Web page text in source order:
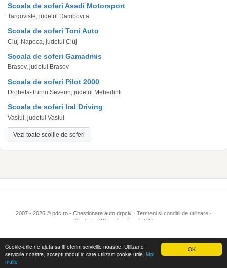
OK
Cookie-urile ne ajuta sa iti oferim serviciile noastre. Utilizand
serviciile noastre, accepti modul in care utilizam cookie-urile. Mai
multe
Scoala de soferi Asadi Motorsport
Targoviste, judetul Dambovita
Scoala de soferi Toni Auto
Cluj-Napoca, judetul Cluj
Scoala de soferi Gamadmis
Brasov, judetul Brasov
Scoala de soferi Pilot 2000
Drobeta-Turnu Severin, judetul Mehedinti
Scoala de soferi Iral Driving
Vaslui, judetul Vaslui
Vezi toate scolile de soferi
2007 - 2026 © pdc.ro - Chestionare auto drpciv · Termeni si conditii de utilizare·
Contact
Wikipedia Feed RSS